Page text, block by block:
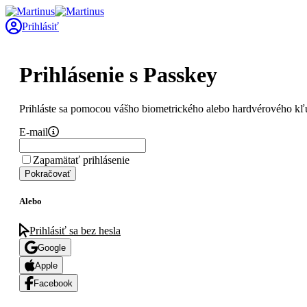
Prihlásiť
Prihlásenie s Passkey
Prihláste sa pomocou vášho biometrického alebo hardvérového
E-mail
Zapamätať prihlásenie
Pokračovať
Alebo
Prihlásiť sa bez hesla
Google
Apple
Facebook